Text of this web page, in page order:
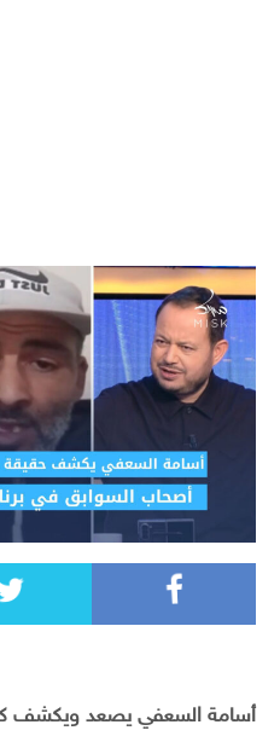
أسامة السعفي يصعد ويكشف